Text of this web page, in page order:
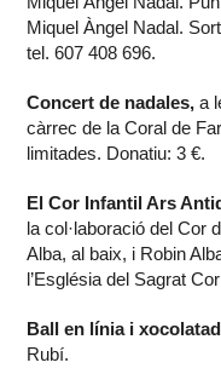
Miquel Àngel Nadal.
tel. 607 408 696.
Concert de nadales, a
càrrec de la Coral de
limitades. Donatiu: 3 €.
El Cor Infantil Ars
la col·laboració del Cor
Alba, al baix, i Robin
l’Església del Sagrat
Ball en línia i
Rubí.